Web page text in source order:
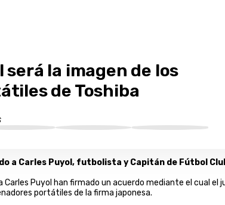
será la imagen de los
de Toshiba
a Carles Puyol, futbolista y Capitán de Fútbol
Puyol han firmado un acuerdo mediante el cual el
portátiles de la firma japonesa.